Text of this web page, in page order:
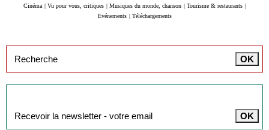
Cinéma | Vu pour vous, critiques | Musiques du monde, chanson | Tourisme & restaurants |
Evénements | Téléchargements